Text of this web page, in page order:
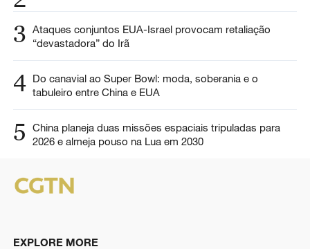
3 Ataques conjuntos EUA-Israel provocam retaliação
“devastadora” do Irã
4 Do canavial ao Super Bowl: moda, soberania e o
tabuleiro entre China e EUA
5
China planeja duas missões espaciais tripuladas para
2026 e almeja pouso na Lua em 2030
EXPLORE MORE